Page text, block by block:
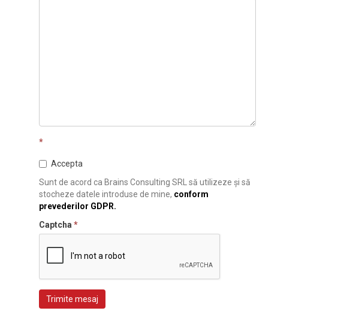
*
Accepta
Sunt de acord ca Brains Consulting SRL să utilizeze și să
stocheze datele introduse de mine, conform
prevederilor GDPR.
Captcha *
Trimite mesaj